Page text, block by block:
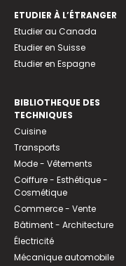
ETUDIER À L’ÉTRANGER
Etudier au Canada
Etudier en Suisse
Etudier en Espagne
BIBLIOTHEQUE DES
TECHNIQUES
Cuisine
Transports
Mode - Vêtements
Coiffure - Esthétique -
Cosmétique
Commerce - Vente
Bâtiment - Architecture
Électricité
Mécanique automobile